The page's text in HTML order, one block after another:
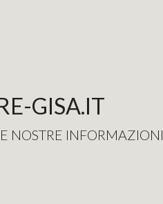
GISA.IT
NOSTRE INFORMAZIONI